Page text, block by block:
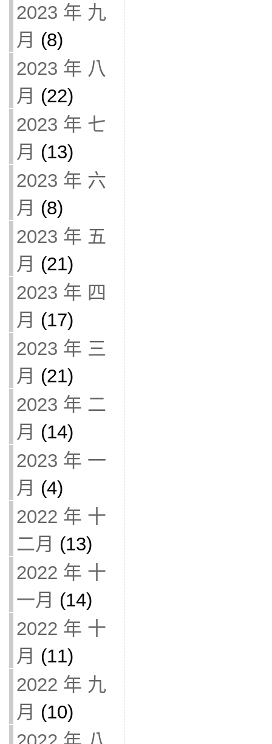
2023 年 九
月 (8)
2023 年 八
月 (22)
2023 年 七
月 (13)
2023 年 六
月 (8)
2023 年 五
月 (21)
2023 年 四
月 (17)
2023 年 三
月 (21)
2023 年 二
月 (14)
2023 年 一
月 (4)
2022 年 十
二月 (13)
2022 年 十
一月 (14)
2022 年 十
月 (11)
2022 年 九
月 (10)